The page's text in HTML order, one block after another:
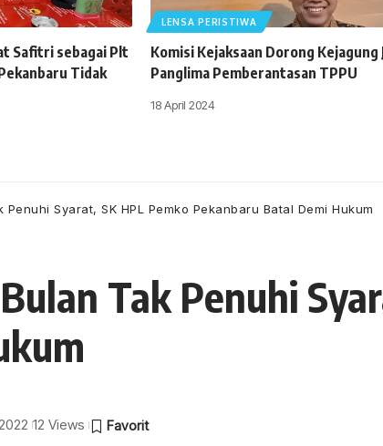
Safitri sebagai Plt
Tidak
LENSA PERISTIWA
Komisi Kejaksaan Dorong Kejagung
Panglima Pemberantasan TPPU
18 April 2024
Syarat, SK HPL Pemko Pekanbaru Batal Demi Hukum
Tak Penuhi
12 Views